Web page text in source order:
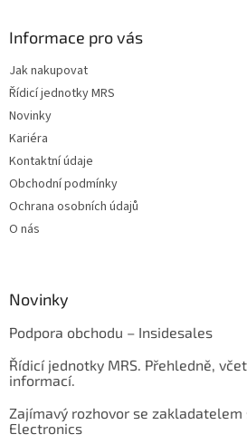
Informace pro vás
Jak nakupovat
Řídicí jednotky MRS
Novinky
Kariéra
Kontaktní údaje
Obchodní podmínky
Ochrana osobních údajů
O nás
Novinky
Podpora obchodu – Insidesales
Řídicí jednotky MRS. Přehledně,
informací.
Zajímavý rozhovor se
Electronics